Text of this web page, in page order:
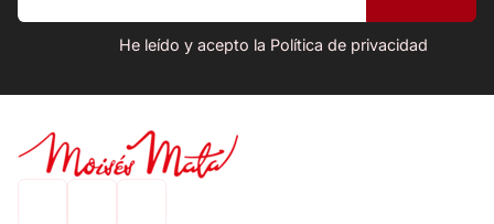
He leído y acepto la Política de privacidad